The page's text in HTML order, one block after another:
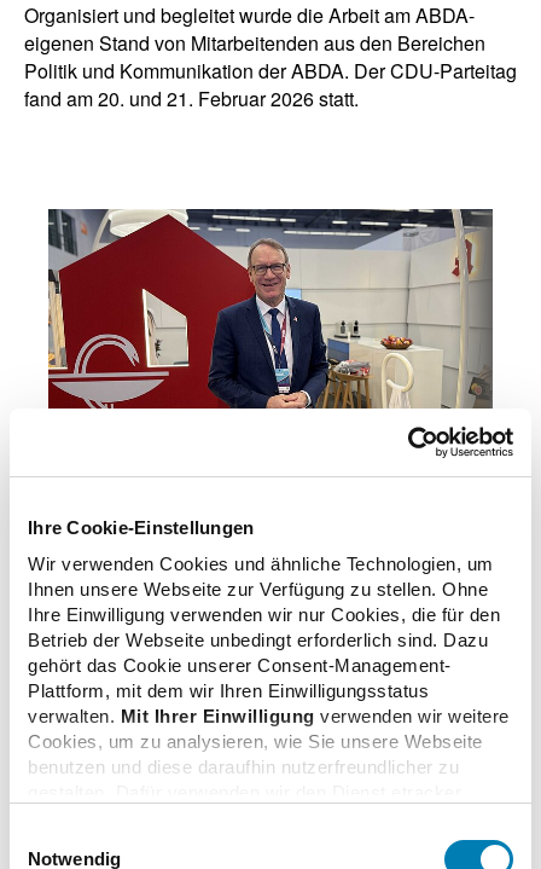
Ihre Cookie-Einstellungen
Wir verwenden Cookies und ähnliche Technologien, um
Ihnen unsere Webseite zur Verfügung zu stellen. Ohne
Ihre Einwilligung verwenden wir nur Cookies, die für den
Betrieb der Webseite unbedingt erforderlich sind. Dazu
gehört das Cookie unserer Consent-Management-
Plattform, mit dem wir Ihren Einwilligungsstatus
verwalten. Mit Ihrer Einwilligung verwenden wir weitere
Cookies, um zu analysieren, wie Sie unsere Webseite
benutzen und diese daraufhin nutzerfreundlicher zu
Adresse und Ihr Surfverhalten verarbeitet. Mit einem
Notwendig
Organisiert und begleitet wurde die Arbeit am ABDA-
eigenen Stand von Mitarbeitenden aus den Bereichen
Politik und Kommunikation der ABDA. Der CDU-Parteitag
fand am 20. und 21. Februar 2026 statt.
© ABDA/Schult
zurück zur Übersicht
Zusatzinformationen